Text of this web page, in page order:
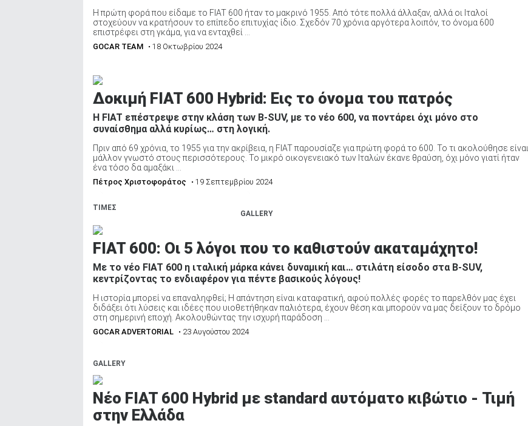
Η πρώτη φορά που είδαμε το FIAT 600 ήταν το μακρινό 1955. Από τότε πολλά άλλαξαν, αλλά οι Ιταλοί
στοχεύουν να κρατήσουν το επίπεδο επιτυχίας ίδιο. Σχεδόν 70 χρόνια αργότερα λοιπόν, το όνομα 600
επιστρέφει στη γκάμα, για να ενταχθεί ...
GOCAR TEAM • 18 Οκτωβρίου 2024
Δοκιμή FIAT 600 Hybrid: Εις το όνομα του πατρός
H FIAT επέστρεψε στην κλάση των B-SUV, με το νέο 600, να ποντάρει όχι μόνο στο
συναίσθημα αλλά κυρίως… στη λογική.
Πριν από 69 χρόνια, το 1955 για την ακρίβεια, η FIAT παρουσίαζε για πρώτη φορά το 600. Το τι ακολούθησε είναι
μάλλον γνωστό στους περισσότερους. Το μικρό οικογενειακό των Ιταλών έκανε θραύση, όχι μόνο γιατί ήταν
ένα τόσο δα αμαξάκι ...
Πέτρος Χριστοφοράτος • 19 Σεπτεμβρίου 2024
ΤΙΜΕΣ
GALLERY
FIAT 600: Οι 5 λόγοι που το καθιστούν ακαταμάχητο!
Με το νέο FIAT 600 η ιταλική μάρκα κάνει δυναμική και… στιλάτη είσοδο στα B-SUV,
κεντρίζοντας το ενδιαφέρον για πέντε βασικούς λόγους!
Η ιστορία μπορεί να επαναληφθεί; Η απάντηση είναι καταφατική, αφού πολλές φορές το παρελθόν μας έχει
διδάξει ότι λύσεις και ιδέες που υιοθετήθηκαν παλιότερα, έχουν θέση και μπορούν να μας δείξουν το δρόμο
στη σημερινή εποχή. Ακολουθώντας την ισχυρή παράδοση ...
GOCAR ADVERTORIAL • 23 Αυγούστου 2024
GALLERY
Νέο FIAT 600 Hybrid με standard αυτόματο κιβώτιο - Τιμή
στην Ελλάδα